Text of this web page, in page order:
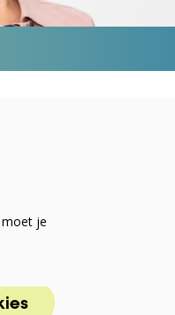
moet je